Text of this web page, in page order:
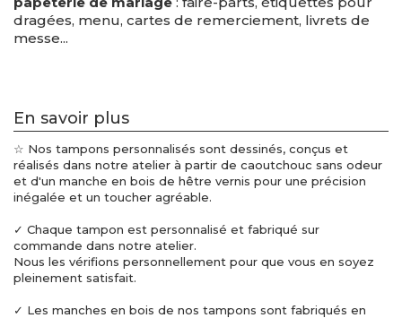
dragées, menu, cartes de remerciement, livrets de
messe...
En savoir plus
☆ Nos tampons personnalisés sont dessinés, conçus et
réalisés dans notre atelier à partir de caoutchouc sans odeur
et d'un manche en bois de hêtre vernis pour une précision
inégalée et un toucher agréable.
✓ Chaque tampon est personnalisé et fabriqué sur
commande dans notre atelier.
Nous les vérifions personnellement pour que vous en soyez
pleinement satisfait.
✓ Les manches en bois de nos tampons sont fabriqués en